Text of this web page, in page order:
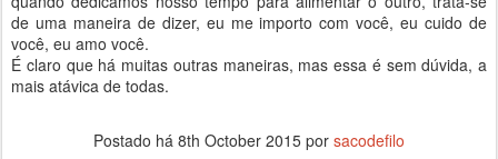
de uma maneira de dizer, eu me importo com você, eu cuido de
você, eu amo você.
É claro que há muitas outras maneiras, mas essa é sem dúvida, a
mais atávica de todas.
Postado há 8th October 2015 por sacodefilo